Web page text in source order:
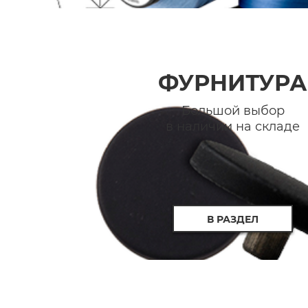
ФУРНИТУРА
Большой выбор
в наличии на складе
В РАЗДЕЛ